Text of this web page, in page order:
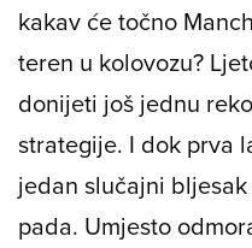
kakav će točno
teren u kolovozu?
donijeti još jednu
strategije. I dok prva
jedan slučajni
pada. Umjesto